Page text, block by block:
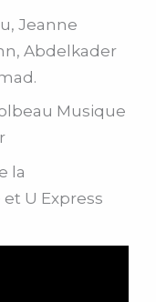
Jeanne
Abdelkader
Musique
la
U Express